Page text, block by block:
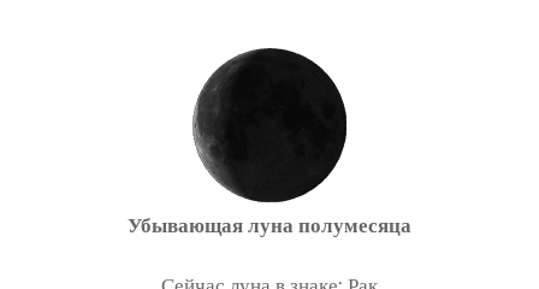
Убывающая луна полумесяца